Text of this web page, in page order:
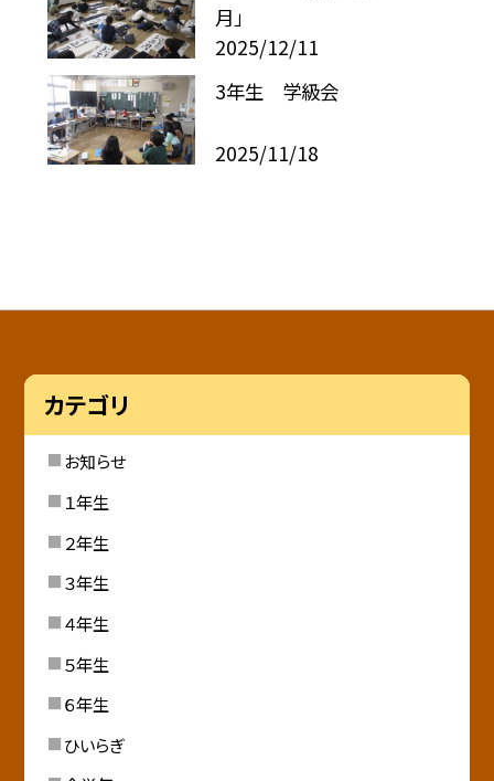
月」
2025/12/11
3年生 学級会
2025/11/18
カテゴリ
お知らせ
１年生
２年生
３年生
４年生
５年生
６年生
ひいらぎ